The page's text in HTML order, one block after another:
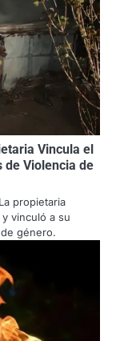
Vincula el
de Violencia de
propietaria
vinculó a su
género.